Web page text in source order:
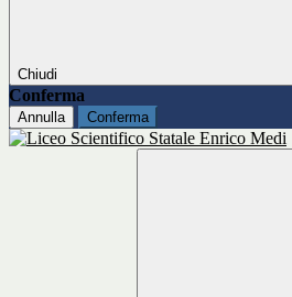
Chiudi
Conferma
Annulla Conferma